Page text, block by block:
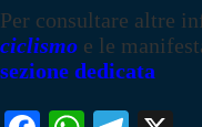
Per consultare altre
ciclismo e le
sezione dedicata